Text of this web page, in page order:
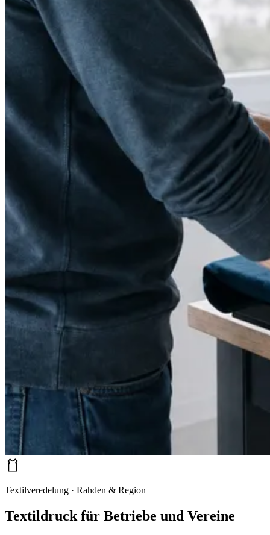
Textilveredelung · Rahden & Region
Textildruck für Betriebe und Vereine